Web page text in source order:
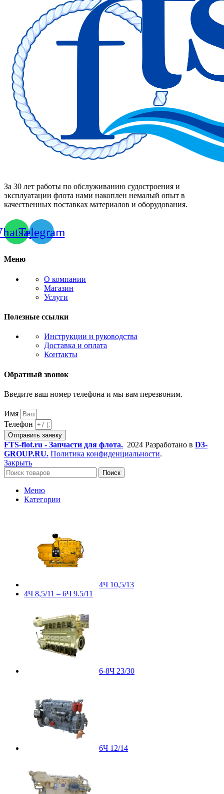
За 30 лет работы по обслуживанию судостроения и
эксплуатации флота нами накоплен немалый опыт в
качественных поставках материалов и оборудования.
Telegram
Меню
О компании
Магазин
Услуги
Полезные ссылки
Инструкции и руководства
Доставка и оплата
Контакты
Обратный звонок
Введите ваш номер телефона и мы вам перезвоним.
Имя
Телефон
Отправить заявку
FTS-flot.ru - Запчасти для флота. 2024 Разработано в D3-
GROUP.RU. Политика конфиденциальности.
Закрыть
Поиск
Меню
Категории
4Ч 10,5/13
4Ч 8,5/11 – 6Ч 9.5/11
6-8Ч 23/30
6Ч 12/14